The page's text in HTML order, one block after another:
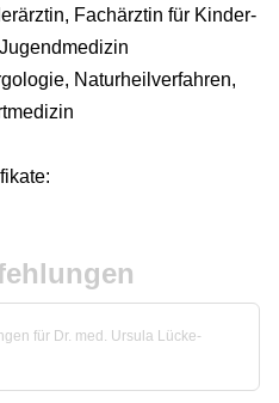
Fachärztin für Kinder-
Naturheilverfahren,
für Dr. med. Ursula Lücke-